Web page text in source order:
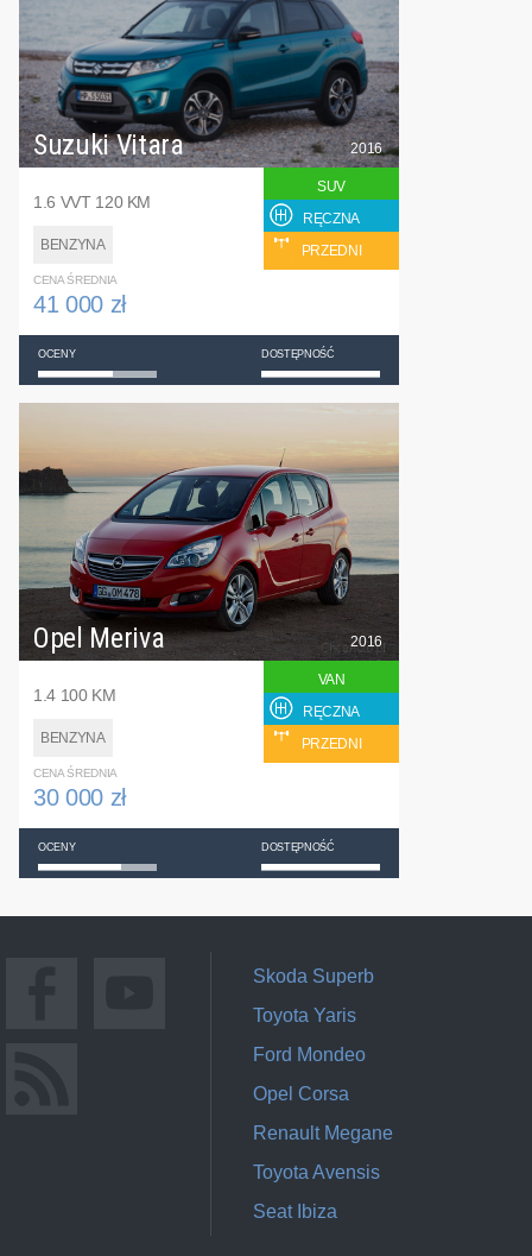
Suzuki Vitara
1.6 VVT 120 KM
BENZYNA
2016
SUV
RĘCZNA
PRZEDNI
CENA ŚREDNIA
41 000 zł
OCENY DOSTĘPNOŚĆ
Opel Meriva
1.4 100 KM
BENZYNA
2016
VAN
RĘCZNA
PRZEDNI
CENA ŚREDNIA
30 000 zł
OCENY DOSTĘPNOŚĆ
Skoda Superb
Toyota Yaris
Ford Mondeo
Opel Corsa
Renault Megane
Toyota Avensis
Seat Ibiza